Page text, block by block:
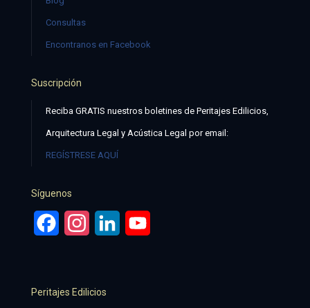
Consultas
Encontranos en Facebook
Suscripción
Reciba GRATIS nuestros boletines de Peritajes Edilicios,
Arquitectura Legal y Acústica Legal por email:
REGÍSTRESE AQUÍ
Síguenos
FacebookInstagramLinkedIn
Peritajes Edilicios